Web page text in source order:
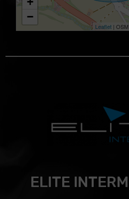
−
Leaflet|
ELITE